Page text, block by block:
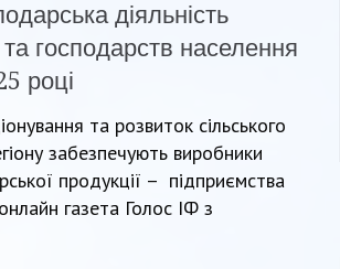
діяльність
господарств населення
році
та розвиток сільського
забезпечують виробники
продукції – підприємства
газета Голос ІФ з